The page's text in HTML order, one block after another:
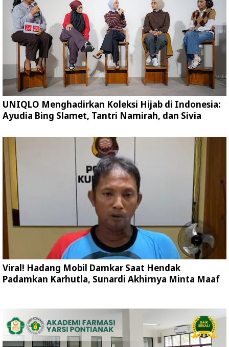
UNIQLO Menghadirkan Koleksi Hijab di Indonesia:
Ayudia Bing Slamet, Tantri Namirah, dan Sivia
Viral! Hadang Mobil Damkar Saat Hendak
Padamkan Karhutla, Sunardi Akhirnya Minta Maaf